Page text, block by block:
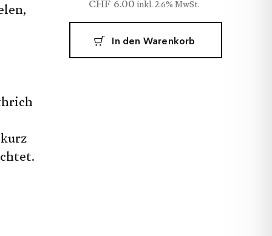
CHF 6.00 inkl. 2.6% MwSt.
In den Warenkorb